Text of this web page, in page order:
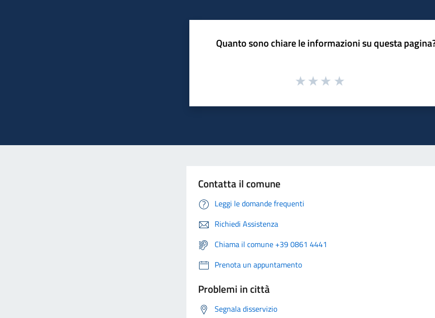
Quanto sono chiare le informazioni su questa
Contatta il comune
Leggi le domande frequenti
Richiedi Assistenza
Chiama il comune +39 0861 4441
Prenota un appuntamento
Problemi in città
Segnala disservizio